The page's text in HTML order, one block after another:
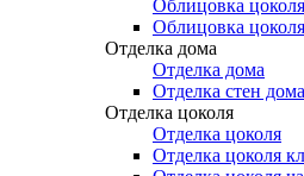
Облицовка цоколя
Облицовка
Отделка дома
Отделка дома
Отделка стен
Отделка цоколя
Отделка цоколя
Отделка цоколя